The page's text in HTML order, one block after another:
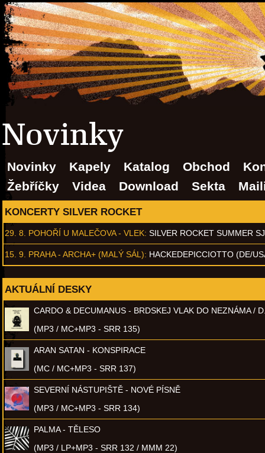
Novinky
Novinky Kapely Katalog Obchod
Žebříčky
Videa Download Sekta
KONCERTY SILVER ROCKET
29. 8. POHOŘÍ U MALEČOVA - VLEK: SILVER ROCKET SUMMER
15. 9. PRAHA - ARCHA+ (MALÝ SÁL): HACKEDEPICCIOTTO (DE/
AKTUÁLNÍ DESKY
CARDO & DECUMANUS - BRDSKEJ VLAK DO NEZNÁMA /
(MP3 / MC+MP3 - SRR 135)
ARAN SATAN - KONSPIRACE
(MC / MC+MP3 - SRR 137)
SEVERNÍ NÁSTUPIŠTĚ - NOVÉ PÍSNĚ
(MP3 / MC+MP3 - SRR 134)
PALMA - TĚLESO
(MP3 / LP+MP3 - SRR 132 / MMM 22)